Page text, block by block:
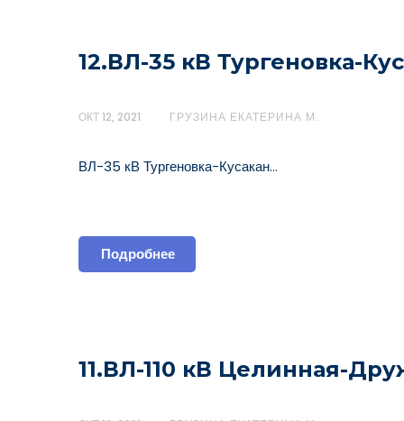
12.ВЛ-35 кВ Тургеновка-
ОКТ 12, 2021 ГРУЗИНА ЕКАТЕРИНА М.
ВЛ-35 кВ Тургеновка-Кусакан…
Подробнее
11.ВЛ-110 кВ Целинная-